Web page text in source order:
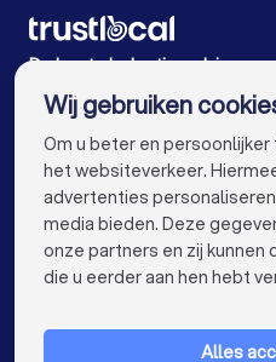
De beste belastingadviseur
VOOR PARTICULIEREN
Wij gebruiken
Om u beter en
het websiteverkeer.
advertenties
media bieden. Deze
onze partners en zij
die u eerder aan hen hebt
Alles